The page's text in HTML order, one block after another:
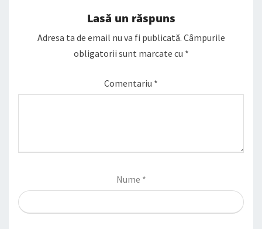
Lasă un răspuns
Adresa ta de email nu va fi publicată. Câmpurile
obligatorii sunt marcate cu *
Comentariu *
Nume *